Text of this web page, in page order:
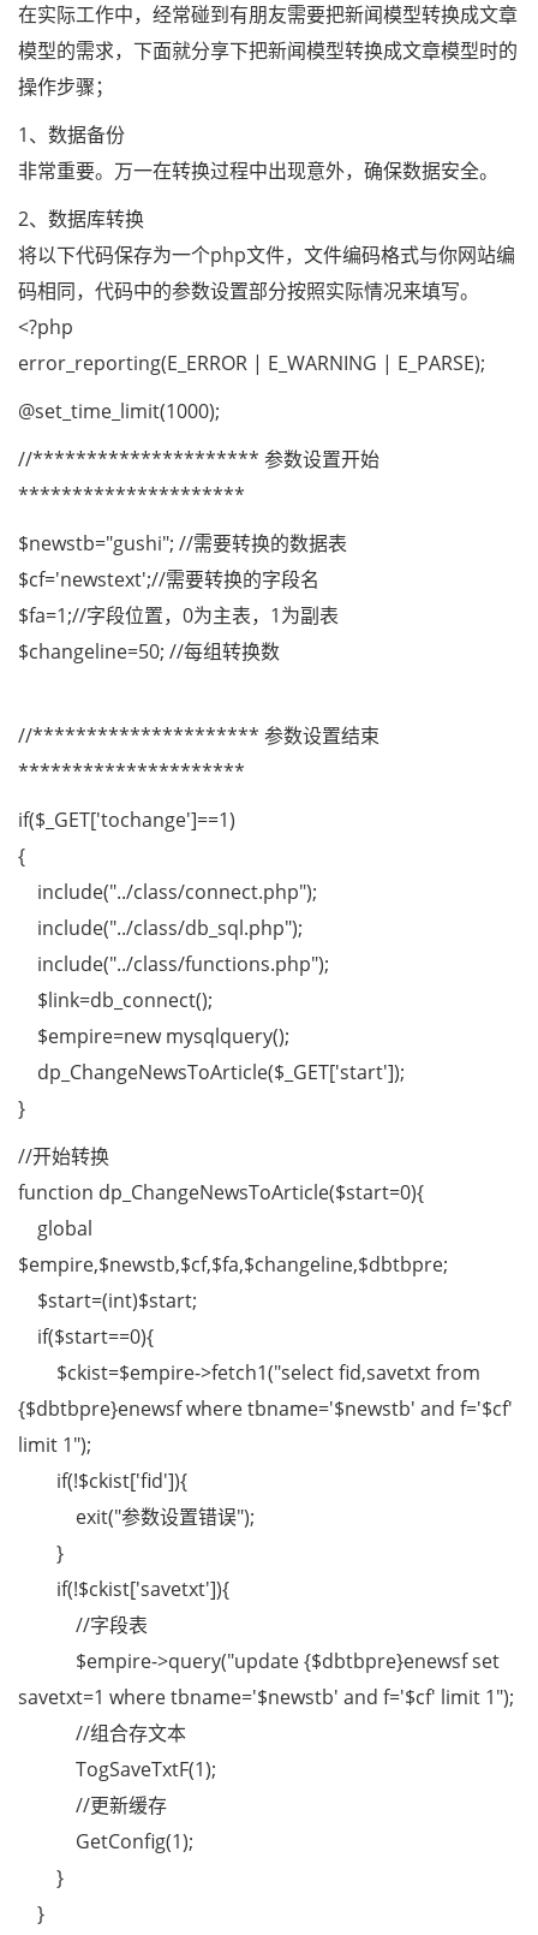
在实际工作中，经常碰到有朋友需要把新闻模型转换成文章
模型的需求，下面就分享下把新闻模型转换成文章模型时的
操作步骤；
1、数据备份
非常重要。万一在转换过程中出现意外，确保数据安全。
2、数据库转换
将以下代码保存为一个php文件，文件编码格式与你网站编
码相同，代码中的参数设置部分按照实际情况来填写。
<?php
error_reporting(E_ERROR | E_WARNING | E_PARSE);
@set_time_limit(1000);
//********************* 参数设置开始
*********************
$newstb="gushi"; //需要转换的数据表
$cf='newstext';//需要转换的字段名
$fa=1;//字段位置，0为主表，1为副表
$changeline=50; //每组转换数
//********************* 参数设置结束
*********************
if($_GET['tochange']==1)
{
include("../class/connect.php");
include("../class/db_sql.php");
include("../class/functions.php");
$link=db_connect();
$empire=new mysqlquery();
dp_ChangeNewsToArticle($_GET['start']);
}
//开始转换
function dp_ChangeNewsToArticle($start=0){
global
$empire,$newstb,$cf,$fa,$changeline,$dbtbpre;
$start=(int)$start;
if($start==0){
$ckist=$empire->fetch1("select fid,savetxt from
{$dbtbpre}enewsf where tbname='$newstb' and f='$cf'
limit 1");
if(!$ckist['fid']){
exit("参数设置错误");
}
if(!$ckist['savetxt']){
//字段表
$empire->query("update {$dbtbpre}enewsf set
savetxt=1 where tbname='$newstb' and f='$cf' limit 1");
//组合存文本
TogSaveTxtF(1);
//更新缓存
GetConfig(1);
}
}